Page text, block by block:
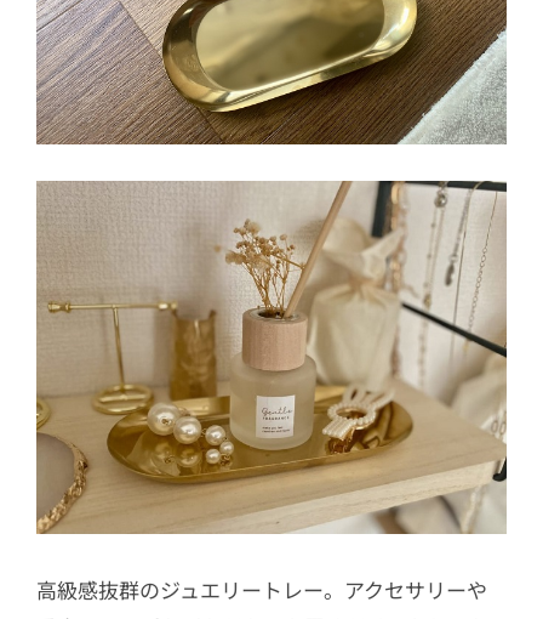
高級感抜群のジュエリートレー。アクセサリーや